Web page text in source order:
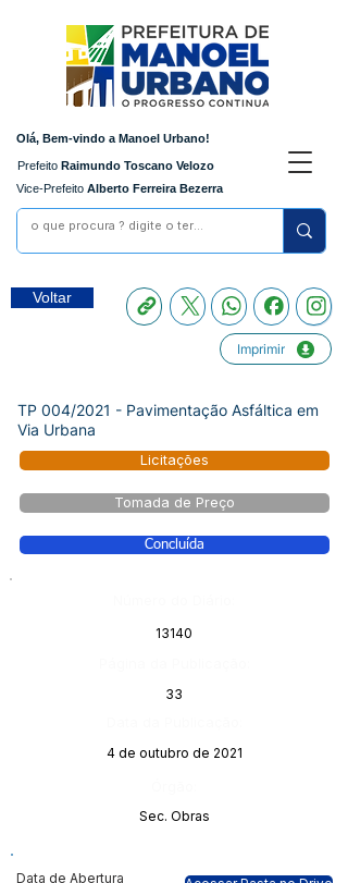
Olá, Bem-vindo a Manoel Urbano!
Prefeito Raimundo Toscano Velozo
Vice-Prefeito Alberto Ferreira Bezerra
Voltar
Imprimir
TP 004/2021 - Pavimentação Asfáltica em
Via Urbana
Licitações
Tomada de Preço
Concluída
13140
33
4 de outubro de 2021
Sec. Obras
Data de Abertura